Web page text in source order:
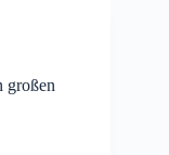
großen